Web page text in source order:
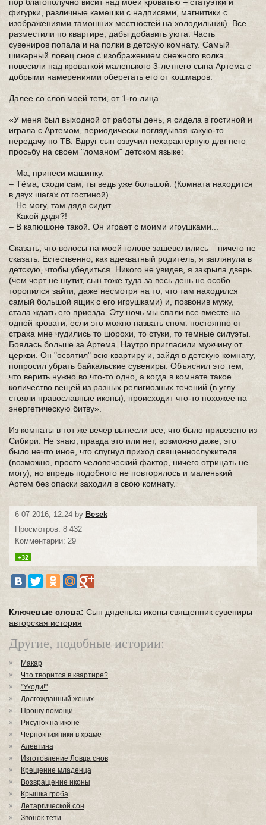
фигурки, различные камешки с надписями, магнитики с
изображениями тамошних местностей на холодильник). Все
разместили по квартире, дабы добавить уюта. Часть
сувениров попала и на полки в детскую комнату. Самый
шикарный ловец снов с изображением снежного волка
повесили над кроваткой маленького 3-летнего сына Артема с
добрыми намерениями оберегать его от кошмаров.
Далее со слов моей тети, от 1-го лица.
«У меня был выходной от работы день, я сидела в гостиной и
играла с Артемом, периодически поглядывая какую-то
передачу по ТВ. Вдруг сын озвучил нехарактерную для него
просьбу на своем "ломаном" детском языке:
– Ма, принеси машинку.
– Тёма, сходи сам, ты ведь уже большой. (Комната находится
в двух шагах от гостиной).
– Не могу, там дядя сидит.
– Какой дядя?!
– В капюшоне такой. Он играет с моими игрушками...
Сказать, что волосы на моей голове зашевелились – ничего не
сказать. Естественно, как адекватный родитель, я заглянула в
детскую, чтобы убедиться. Никого не увидев, я закрыла дверь
(чем черт не шутит, сын тоже туда за весь день не особо
торопился зайти, даже несмотря на то, что там находился
самый большой ящик с его игрушками) и, позвонив мужу,
стала ждать его приезда. Эту ночь мы спали все вместе на
одной кровати, если это можно назвать сном: постоянно от
страха мне чудились то шорохи, то стуки, то темные силуэты.
Боялась больше за Артема. Наутро пригласили мужчину от
церкви. Он "освятил" всю квартиру и, зайдя в детскую комнату,
попросил убрать байкальские сувениры. Объяснил это тем,
что верить нужно во что-то одно, а когда в комнате такое
количество вещей из разных религиозных течений (в углу
стояли православные иконы), происходит что-то похожее на
энергетическую битву».
Из комнаты в тот же вечер вынесли все, что было привезено из
Сибири. Не знаю, правда это или нет, возможно даже, это
было нечто иное, что спугнул приход священнослужителя
(возможно, просто человеческий фактор, ничего отрицать не
могу), но впредь подобного не повторялось и маленький
Артем без опаски заходил в свою комнату.
6-07-2016, 12:24 by Besek
Просмотров: 8 432
Комментарии: 29
+32
Ключевые слова: Сын дяденька иконы священник сувениры
авторская история
Другие, подобные истории:
Макар
Что творится в квартире?
"Уходи!"
Долгожданный жених
Прошу помощи
Рисунок на иконе
Чернокнижники в храме
Алевтина
Изготовление Ловца снов
Крещение младенца
Возвращение иконы
Крышка гроба
Летаргической сон
Звонок тёти